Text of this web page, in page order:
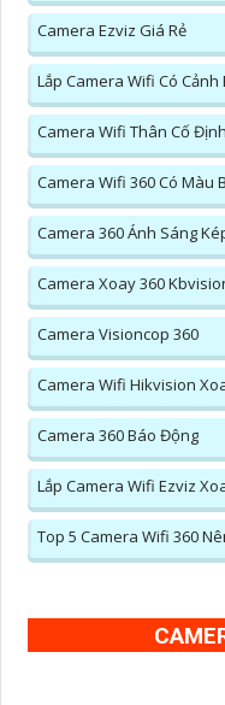
Camera Ezviz Giá Rẻ
Lắp Camera Wifi Có
Camera Wifi Thân Cố Định
Camera Wifi 360 Có Màu
Camera 360 Ánh Sáng
Camera Xoay 360
Camera Visioncop 360
Camera Wifi Hikvision
Camera 360 Báo Động
Lắp Camera Wifi Ezviz
Top 5 Camera Wifi 360